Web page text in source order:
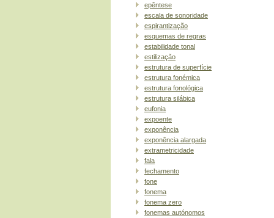
epêntese
escala de sonoridade
espirantização
esquemas de regras
estabilidade tonal
estilização
estrutura de superfície
estrutura fonémica
estrutura fonológica
estrutura silábica
eufonia
expoente
exponência
exponência alargada
extrametricidade
fala
fechamento
fone
fonema
fonema zero
fonemas autónomos